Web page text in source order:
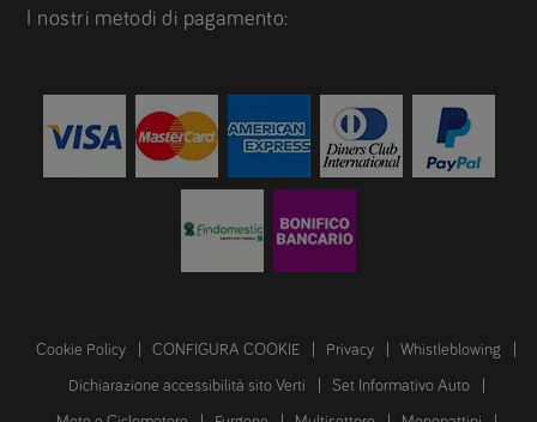
I nostri metodi di pagamento:
Cookie Policy CONFIGURA COOKIE Privacy Whistleblowing
Dichiarazione accessibilità sito Verti Set Informativo Auto